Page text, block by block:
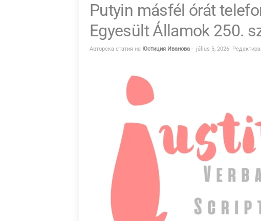
Putyin másfél órát
Egyesült Államok 250.
Авторска статия на Юстиция Иванова - július 5, 2026